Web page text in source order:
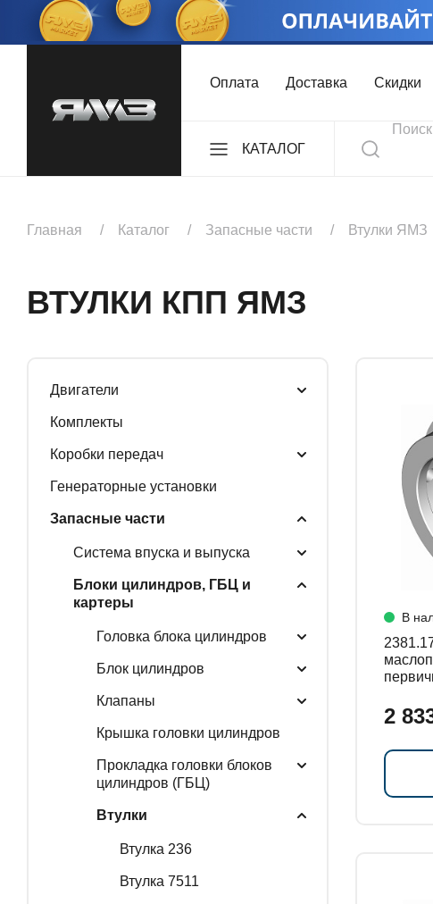
Оплата Доставка Скидки
КАТАЛОГ
КОМПЛЕКТЫ
ГЕНЕРАТОРНЫЕ
Главная Каталог Запасные части Втулки ЯМЗ
ВТУЛКИ КПП ЯМЗ
Двигатели
Комплекты
Коробки передач
Генераторные установки
Запасные части
Система впуска и выпуска
Блоки цилиндров, ГБЦ и
картеры
Головка блока цилиндров
Блок цилиндров
Клапаны
Крышка головки цилиндров
Прокладка головки блоков
цилиндров (ГБЦ)
Втулки
Втулка 236
Втулка 7511
В
2